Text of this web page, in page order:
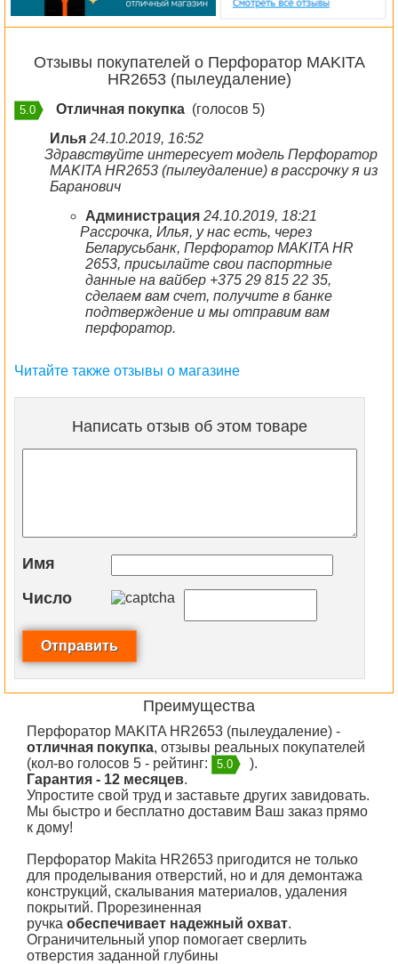
Отзывы покупателей о Перфоратор MAKITA
HR2653 (пылеудаление)
5.0 Отличная покупка (голосов 5)
Илья 24.10.2019, 16:52
Здравствуйте интересует модель Перфоратор
MAKITA HR2653 (пылеудаление) в рассрочку я из
Баранович
Администрация 24.10.2019, 18:21
Рассрочка, Илья, у нас есть, через
Беларусьбанк, Перфоратор MAKITA HR
2653, присылайте свои паспортные
данные на вайбер +375 29 815 22 35,
сделаем вам счет, получите в банке
подтверждение и мы отправим вам
перфоратор.
Читайте также отзывы о магазине
Написать отзыв об этом товаре
Имя
Число
Преимущества
Перфоратор MAKITA HR2653 (пылеудаление) -
отличная покупка, отзывы реальных покупателей
(кол-во голосов 5 - рейтинг:
5.0
).
Гарантия - 12 месяцев.
Упростите свой труд и заставьте других завидовать.
Мы быстро и бесплатно доставим Ваш заказ прямо
к дому!
Перфоратор Makita HR2653 пригодится не только
для проделывания отверстий, но и для демонтажа
конструкций, скалывания материалов, удаления
покрытий. Прорезиненная
ручка обеспечивает надежный охват.
Ограничительный упор помогает сверлить
отверстия заданной глубины